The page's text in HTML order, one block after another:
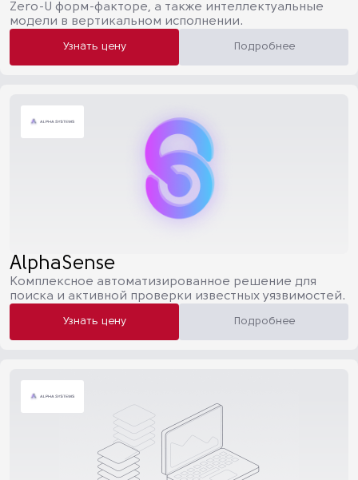
Zero-U форм-факторе, а также интеллектуальные
модели в вертикальном исполнении.
Узнать цену Подробнее
AlphaSense
Комплексное автоматизированное решение для
поиска и активной проверки известных уязвимостей.
Узнать цену Подробнее